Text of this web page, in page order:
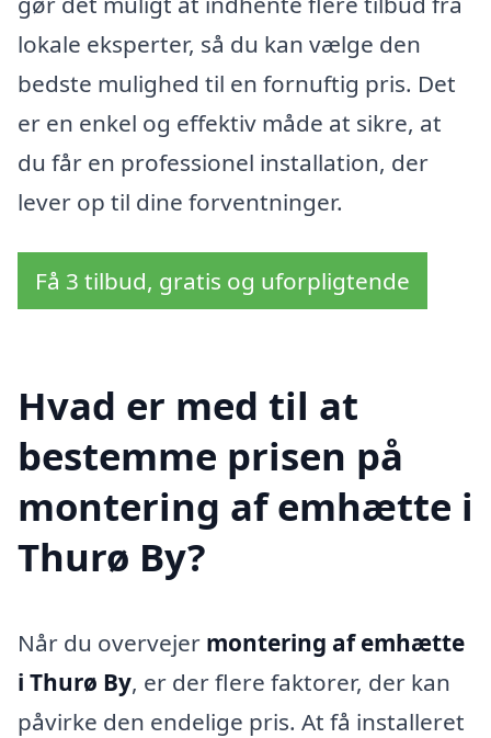
lokale eksperter, så du kan vælge den
bedste mulighed til en fornuftig pris. Det
er en enkel og effektiv måde at sikre, at
du får en professionel installation, der
lever op til dine forventninger.
Få 3 tilbud, gratis og uforpligtende
Hvad er med til at
bestemme prisen på
montering af emhætte i
Thurø By?
Når du overvejer montering af emhætte
i Thurø By, er der flere faktorer, der kan
påvirke den endelige pris. At få installeret